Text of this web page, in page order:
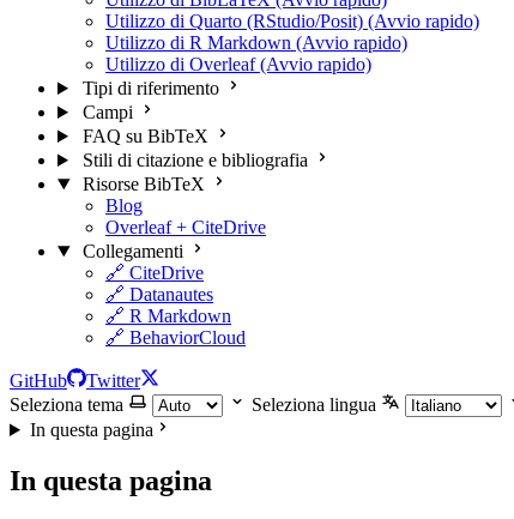
Utilizzo di Quarto (RStudio/Posit) (Avvio rapido)
Utilizzo di R Markdown (Avvio rapido)
Utilizzo di Overleaf (Avvio rapido)
Tipi di riferimento
Campi
FAQ su BibTeX
Stili di citazione e bibliografia
Risorse BibTeX
Blog
Overleaf + CiteDrive
Collegamenti
🔗 CiteDrive
🔗 Datanautes
🔗 R Markdown
🔗 BehaviorCloud
GitHub
Twitter
Seleziona tema
Seleziona lingua
In questa pagina
In questa pagina